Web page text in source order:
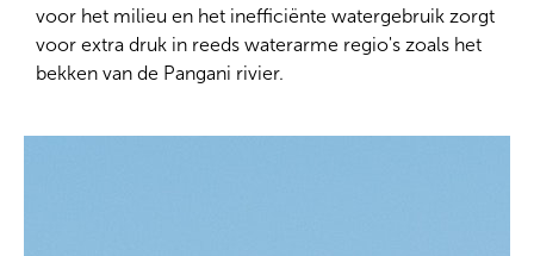
voor het milieu en het inefficiënte watergebruik zorgt
voor extra druk in reeds waterarme regio's zoals het
bekken van de Pangani rivier.